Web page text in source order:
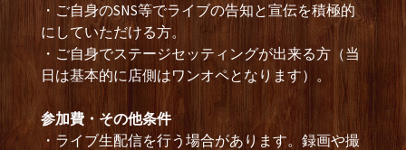
・ご自身のSNS等でライブの告知と宣伝を積極的
にしていただける方。
・ご自身でステージセッティングが出来る方（当
日は基本的に店側はワンオペとなります）。
参加費・その他条件
・ライブ生配信を行う場合があります。録画や撮